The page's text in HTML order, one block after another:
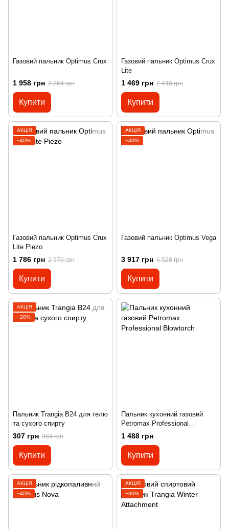
Газовий пальник Optimus Crux
1 958 грн 3 264 грн
Купити
Газовий пальник Optimus Crux
Lite
1 469 грн 2 448 грн
Купити
АКЦІЯ
−40%
Газовий пальник Optimus Crux
Lite Piezo
1 786 грн 2 976 грн
Купити
АКЦІЯ
−40%
Газовий пальник Optimus Vega
3 917 грн 6 528 грн
Купити
АКЦІЯ
−20%
Пальник Trangia B24 для гелю
та сухого спирту
307 грн 384 грн
Купити
Пальник кухонний газовий
Petromax Professional
Blowtorch
1 488 грн
Купити
АКЦІЯ
−40%
АКЦІЯ
−30%